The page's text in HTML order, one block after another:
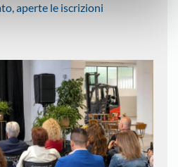
aperte le iscrizioni